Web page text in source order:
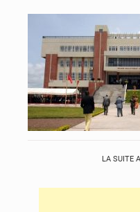
LA SUITE